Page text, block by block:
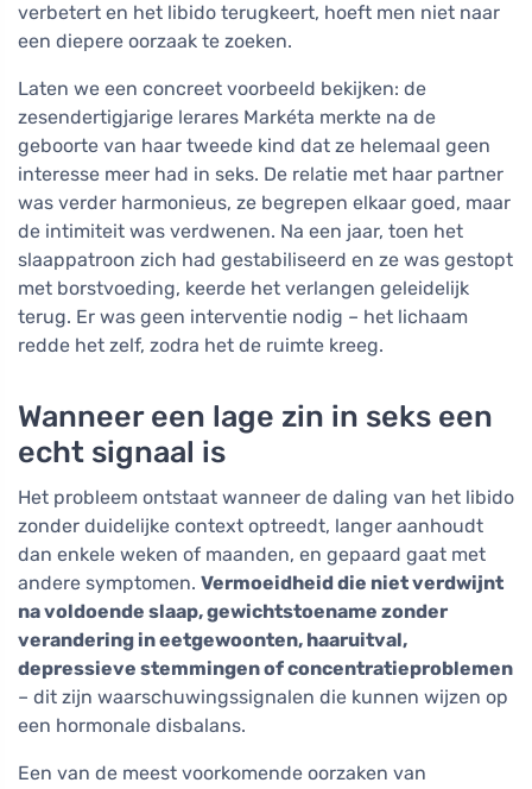
verbetert en het libido terugkeert, hoeft men niet naar
een diepere oorzaak te zoeken.
Laten we een concreet voorbeeld bekijken: de
zesendertigjarige lerares Markéta merkte na de
geboorte van haar tweede kind dat ze helemaal geen
interesse meer had in seks. De relatie met haar partner
was verder harmonieus, ze begrepen elkaar goed, maar
de intimiteit was verdwenen. Na een jaar, toen het
slaappatroon zich had gestabiliseerd en ze was gestopt
met borstvoeding, keerde het verlangen geleidelijk
terug. Er was geen interventie nodig – het lichaam
redde het zelf, zodra het de ruimte kreeg.
Wanneer een lage zin in seks een
echt signaal is
Het probleem ontstaat wanneer de daling van het libido
zonder duidelijke context optreedt, langer aanhoudt
dan enkele weken of maanden, en gepaard gaat met
andere symptomen. Vermoeidheid die niet verdwijnt
na voldoende slaap, gewichtstoename zonder
verandering in eetgewoonten, haaruitval,
depressieve stemmingen of concentratieproblemen
– dit zijn waarschuwingssignalen die kunnen wijzen op
een hormonale disbalans.
Een van de meest voorkomende oorzaken van